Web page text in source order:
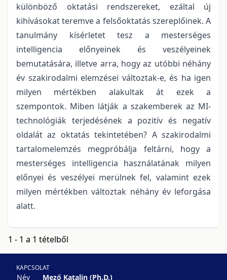
különböző oktatási rendszereket, ezáltal új
kihívásokat teremve a felsőoktatás szereplőinek. A
tanulmány kísérletet tesz a mesterséges
intelligencia előnyeinek és veszélyeinek
bemutatására, illetve arra, hogy az utóbbi néhány
év szakirodalmi elemzései változtak-e, és ha igen
milyen mértékben alakultak át ezek a
szempontok. Miben látják a szakemberek az MI-
technológiák terjedésének a pozitív és negatív
oldalát az oktatás tekintetében? A szakirodalmi
tartalomelemzés megpróbálja feltárni, hogy a
mesterséges intelligencia használatának milyen
előnyei és veszélyei merülnek fel, valamint ezek
milyen mértékben változtak néhány év leforgása
alatt.
1 - 1 a 1 tételből
KAPCSOLAT
Név Mező Katalin (Ph.D.)